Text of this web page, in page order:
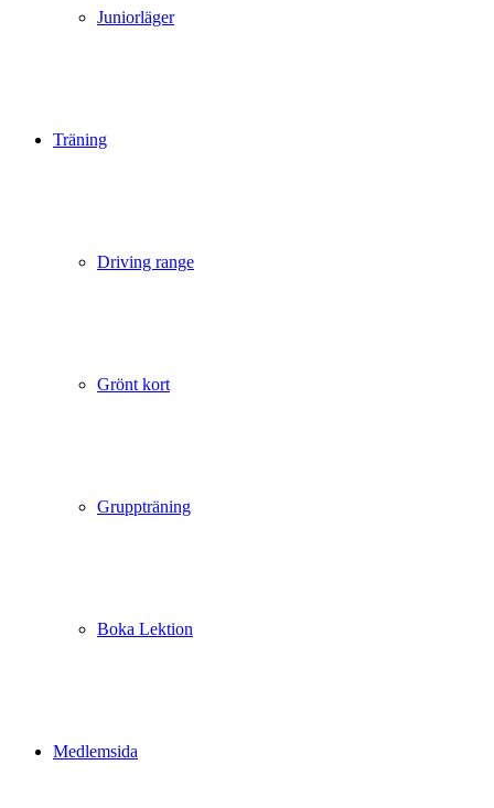
Juniorläger
Träning
Driving range
Grönt kort
Gruppträning
Boka Lektion
Medlemsida